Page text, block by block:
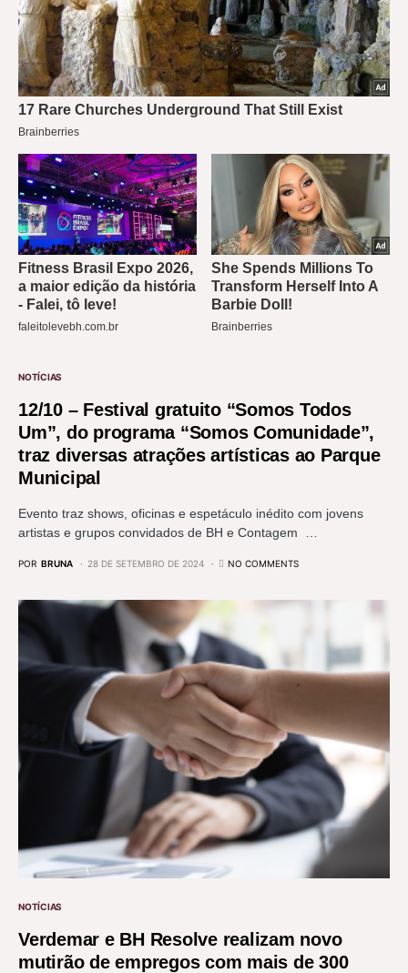
NOTÍCIAS
12/10 – Festival gratuito “Somos Todos
Um”, do programa “Somos Comunidade”,
traz diversas atrações artísticas ao Parque
Municipal
Evento traz shows, oficinas e espetáculo inédito com jovens
artistas e grupos convidados de BH e Contagem …
POR BRUNA 28 DE SETEMBRO DE 2024 NO COMMENTS
NOTÍCIAS
Verdemar e BH Resolve realizam novo
mutirão de empregos com mais de 300